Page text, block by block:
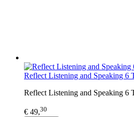
Reflect Listening and Speaking 6
Reflect Listening and Speaking 6
€ 49,30